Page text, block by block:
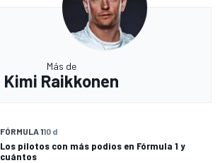
Más de
Kimi Raikkonen
FÓRMULA 110 d
Los pilotos con más podios en Fórmula 1 y
cuántos